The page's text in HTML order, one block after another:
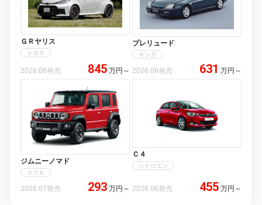
ＧＲヤリス
トヨタ
2026.08発売 845 万円 ～
プレリュード
ホンダ
2026.08発売 631 万円 ～
ジムニーノマド
スズキ
2026.07発売 293 万円 ～
Ｃ４
シトロエン
2026.06発売 455 万円 ～